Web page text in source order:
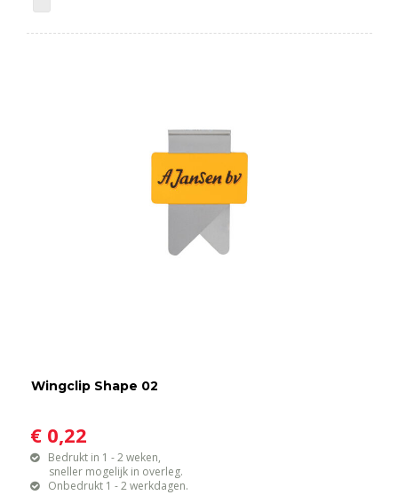
Wingclip Shape 02
€ 0,22
Bedrukt in 1 - 2 weken,
sneller mogelijk in overleg.
Onbedrukt 1 - 2 werkdagen.